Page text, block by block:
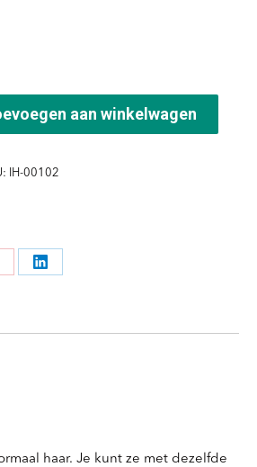
aan winkelwagen
IH-00102
Deel
haar. Je kunt ze met dezelfde